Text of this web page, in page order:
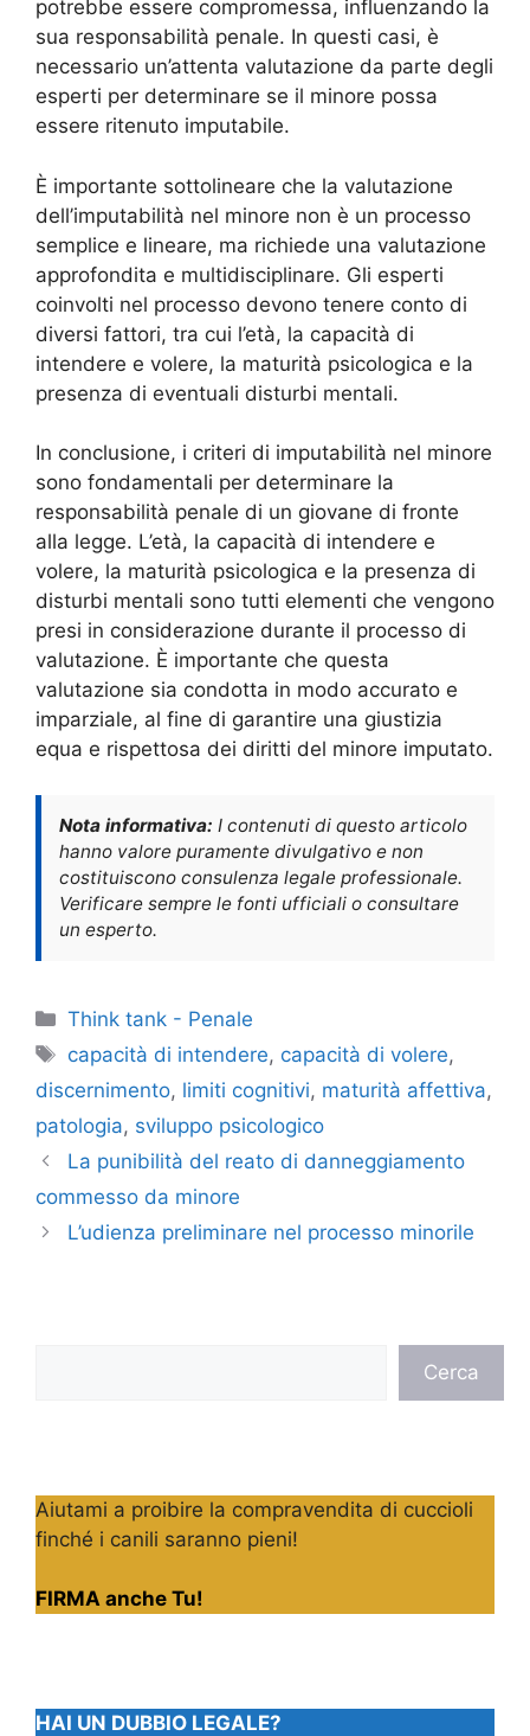
potrebbe essere compromessa, influenzando la
sua responsabilità penale. In questi casi, è
necessario un’attenta valutazione da parte degli
esperti per determinare se il minore possa
essere ritenuto imputabile.
È importante sottolineare che la valutazione
dell’imputabilità nel minore non è un processo
semplice e lineare, ma richiede una valutazione
approfondita e multidisciplinare. Gli esperti
coinvolti nel processo devono tenere conto di
diversi fattori, tra cui l’età, la capacità di
intendere e volere, la maturità psicologica e la
presenza di eventuali disturbi mentali.
In conclusione, i criteri di imputabilità nel minore
sono fondamentali per determinare la
responsabilità penale di un giovane di fronte
alla legge. L’età, la capacità di intendere e
volere, la maturità psicologica e la presenza di
disturbi mentali sono tutti elementi che vengono
presi in considerazione durante il processo di
valutazione. È importante che questa
valutazione sia condotta in modo accurato e
imparziale, al fine di garantire una giustizia
equa e rispettosa dei diritti del minore imputato.
Nota informativa: I contenuti di questo articolo
hanno valore puramente divulgativo e non
costituiscono consulenza legale professionale.
Verificare sempre le fonti ufficiali o consultare
un esperto.
Categorie
Think tank - Penale
Tag
capacità di intendere, capacità di volere,
discernimento, limiti cognitivi, maturità affettiva,
patologia, sviluppo psicologico
La punibilità del reato di danneggiamento
commesso da minore
L’udienza preliminare nel processo minorile
Cerca
Aiutami a proibire la compravendita di cuccioli
finché i canili saranno pieni!
FIRMA anche Tu!
HAI UN DUBBIO LEGALE?